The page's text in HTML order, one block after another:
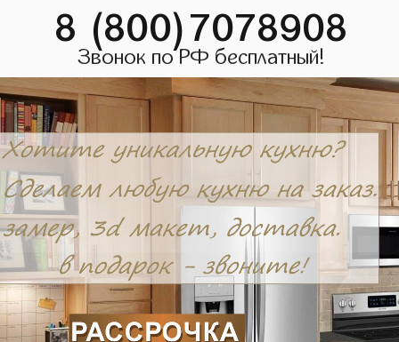
8 (800)7078908
Звонок по РФ бесплатный!